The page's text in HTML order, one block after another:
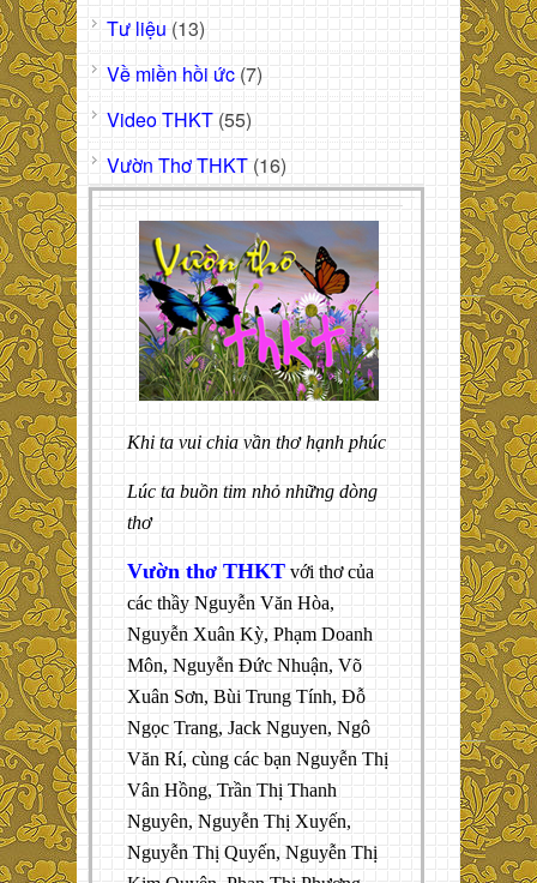
Tư liệu (13)
Về miền hồi ức (7)
Video THKT (55)
Vườn Thơ THKT (16)
Khi ta vui chia vần thơ hạnh phúc
Lúc ta buồn tim nhỏ những dòng
thơ
Vườn thơ THKT với thơ của
các thầy Nguyễn Văn Hòa,
Nguyễn Xuân Kỳ, Phạm Doanh
Môn, Nguyễn Đức Nhuận, Võ
Xuân Sơn, Bùi Trung Tính, Đỗ
Ngọc Trang, Jack Nguyen, Ngô
Văn Rí, cùng các bạn Nguyễn Thị
Vân Hồng, Trần Thị Thanh
Nguyên, Nguyễn Thị Xuyến,
Nguyễn Thị Quyến, Nguyễn Thị